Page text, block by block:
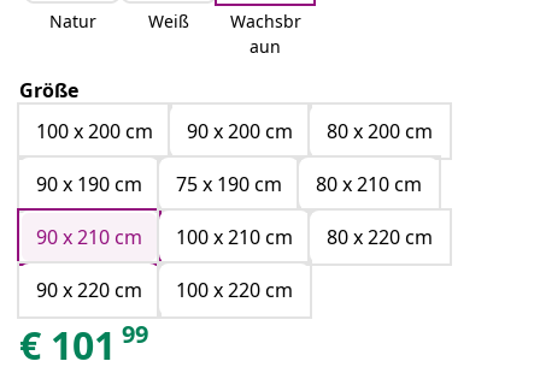
Natur Weiß
Wachsbr
aun
Größe
100 x 200 cm
90 x 200 cm
80 x 200 cm
90 x 190 cm
75 x 190 cm
80 x 210 cm
90 x 210 cm
100 x 210 cm
80 x 220 cm
90 x 220 cm
100 x 220 cm
€ 101 99